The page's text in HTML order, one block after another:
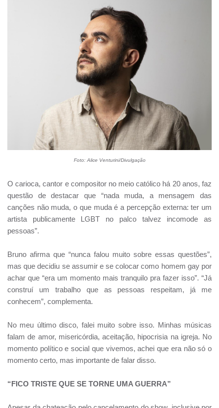
Foto: Alice Venturini/Divulgação
O carioca, cantor e compositor no meio católico há 20 anos, faz
questão de destacar que “nada muda, a mensagem das
canções não muda, o que muda é a percepção externa: ter um
artista publicamente LGBT no palco talvez incomode as
pessoas”.
Bruno afirma que “nunca falou muito sobre essas questões”,
mas que decidiu se assumir e se colocar como homem gay por
achar que “era um momento mais tranquilo pra fazer isso”. “Já
construí um trabalho que as pessoas respeitam, já me
conhecem”, complementa.
No meu último disco, falei muito sobre isso. Minhas músicas
falam de amor, misericórdia, aceitação, hipocrisia na igreja. No
momento político e social que vivemos, achei que era não só o
momento certo, mas importante de falar disso.
“FICO TRISTE QUE SE TORNE UMA GUERRA”